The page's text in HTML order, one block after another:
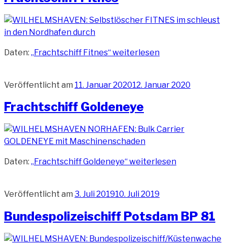
Daten: „Frachtschiff Fitnes“weiterlesen
Veröffentlicht am 11. Januar 202012. Januar 2020
Frachtschiff Goldeneye
Daten: „Frachtschiff Goldeneye“weiterlesen
Veröffentlicht am 3. Juli 201910. Juli 2019
Bundespolizeischiff Potsdam BP 81